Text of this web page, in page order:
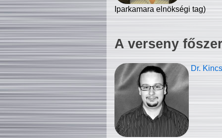
Iparkamara elnökségi tag)
A verseny
Dr.